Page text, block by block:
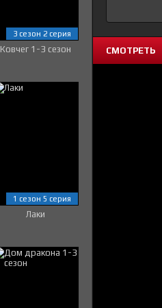
СМОТРЕТЬ
Ковчег 1-3 сезон
3 сезон 2 серия
Лаки
1 сезон 5 серия